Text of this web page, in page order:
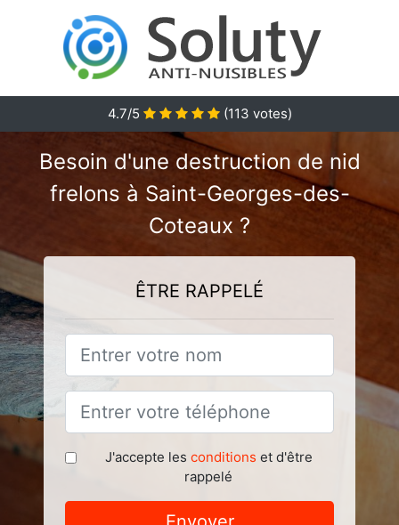
4.7/5 (113 votes)
Besoin d'une destruction de nid
frelons à Saint-Georges-des-
Coteaux ?
ÊTRE RAPPELÉ
J'accepte les conditions et d'être
rappelé